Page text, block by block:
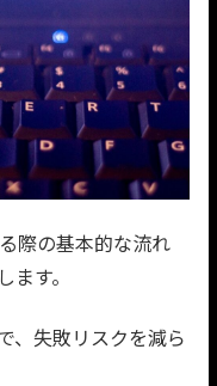
際の基本的な流れ
す。
、失敗リスクを減ら